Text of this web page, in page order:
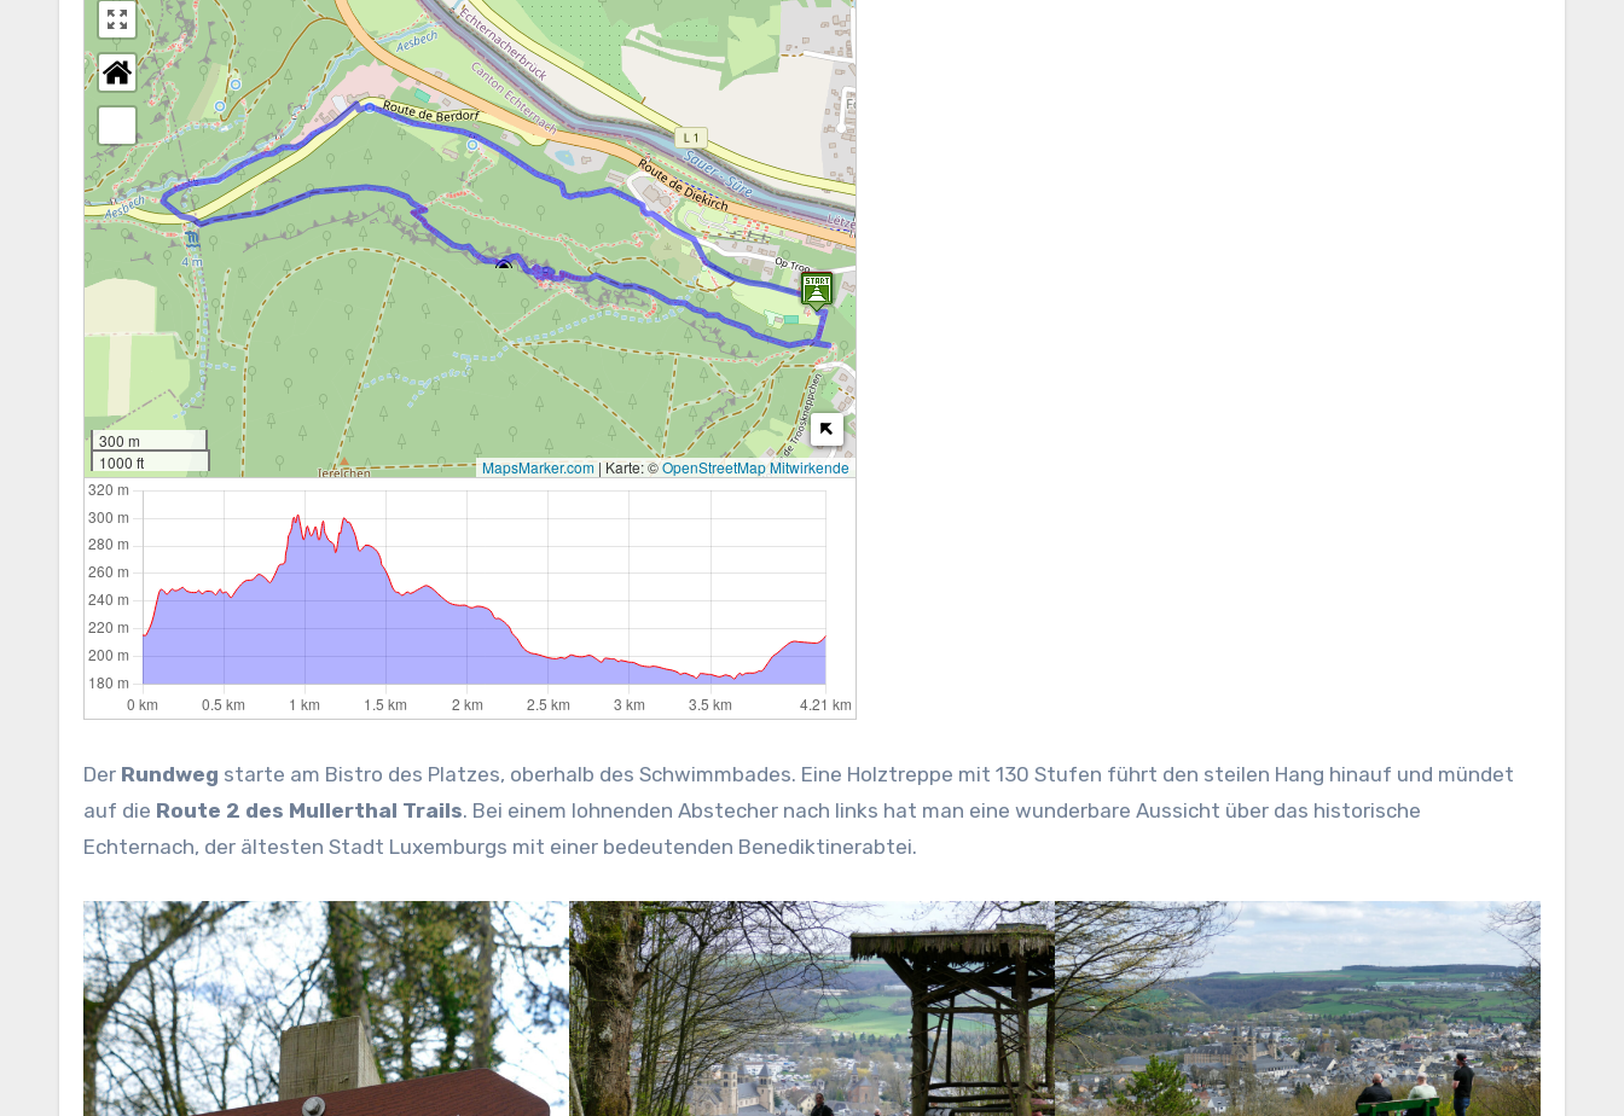
300 m
1000 ft
MapsMarker.com |Karte: ©OpenStreetMap Mitwirkende
Der Rundweg starte am Bistro des Platzes, oberhalb des Schwimmbades. Eine Holztreppe mit 130 Stufen führt den steilen Hang hinauf und mündet
auf die Route 2 des Mullerthal Trails. Bei einem lohnenden Abstecher nach links hat man eine wunderbare Aussicht über das historische
Echternach, der ältesten Stadt Luxemburgs mit einer bedeutenden Benediktinerabtei.